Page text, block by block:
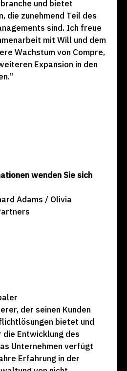
und bietet
die zunehmend Teil des
sind. Ich freue
mit Will und dem
Wachstum von Compre,
Expansion in den
wenden Sie sich
Adams / Olivia
der seinen Kunden
bietet und
die Entwicklung des
Unternehmen verfügt
Erfahrung in der